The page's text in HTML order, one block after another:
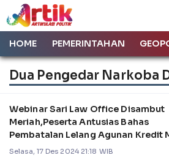
HOME PEMERINTAHAN
Dua Pengedar Narkoba
Webinar Sari Law Office Disambut
Meriah,Peserta Antusias Bahas
Pembatalan Lelang Agunan Kredit
Selasa, 17 Des 2024 21:18 WIB